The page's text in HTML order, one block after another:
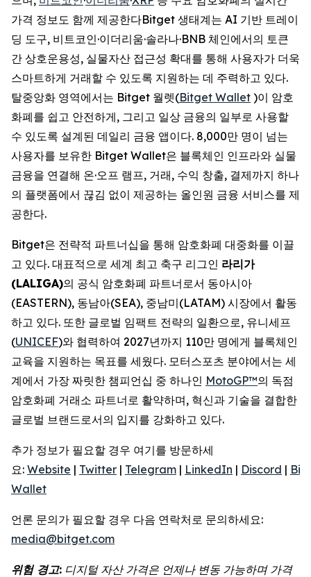
가격 정보도 함께 제공한다Bitget 생태계는 AI 기반 트레이
딩 도구, 비트코인·이더리움·솔라나·BNB 체인에서의 토큰
간 상호운용성, 실물자산 접근성 확대를 통해 사용자가 더욱
스마트하게 거래할 수 있도록 지원하는 데 주력하고 있다.
탈중앙화 영역에서는 Bitget 월렛(Bitget Wallet )이 암호
화폐를 쉽고 안전하게, 그리고 일상 금융의 일부로 사용할
수 있도록 설계된 데일리 금융 앱이다. 8,000만 명이 넘는
사용자를 보유한 Bitget Wallet은 블록체인 인프라와 실물
금융을 연결해 온·오프 램프, 거래, 수익 창출, 결제까지 하나
의 플랫폼에서 끊김 없이 제공하는 올인원 금융 서비스를 제
공한다.
Bitget은 전략적 파트너십을 통해 암호화폐 대중화를 이끌
고 있다. 대표적으로 세계 최고 축구 리그인 라리가
(LALIGA)의 공식 암호화폐 파트너로서 동아시아
(EASTERN), 동남아(SEA), 중남미(LATAM) 시장에서 활동
하고 있다. 또한 글로벌 임팩트 전략의 일환으로, 유니세프
(UNICEF)와 협력하여 2027년까지 110만 명에게 블록체인
교육을 지원하는 목표를 세웠다. 모터스포츠 분야에서는 세
계에서 가장 짜릿한 챔피언십 중 하나인 MotoGP™의 독점
암호화폐 거래소 파트너로 활약하며, 혁신과 기술을 결합한
글로벌 브랜드로서의 입지를 강화하고 있다.
추가 정보가 필요할 경우 여기를 방문하세
요: Website | Twitter | Telegram | LinkedIn | Discord |
Wallet
언론 문의가 필요할 경우 다음 연락처로 문의하세요:
media@bitget.com
위험 경고: 디지털 자산 가격은 언제나 변동 가능하며 가격